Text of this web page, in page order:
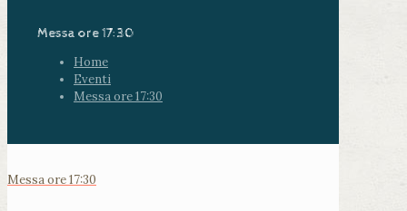
Messa ore 17:30
Home
Eventi
Messa ore 17:30
Messa ore 17:30